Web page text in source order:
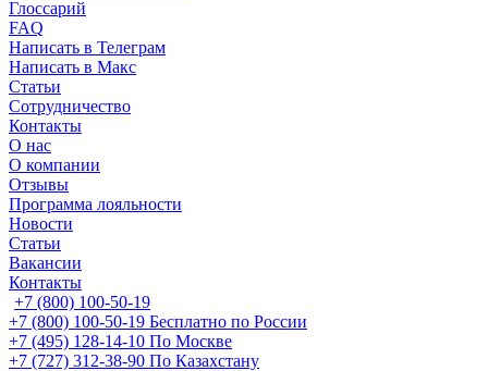
Глоссарий
FAQ
Написать в Телеграм
Написать в Макс
Статьи
Сотрудничество
Контакты
О нас
О компании
Отзывы
Программа лояльности
Новости
Статьи
Вакансии
Контакты
+7 (800) 100-50-19
+7 (800) 100-50-19 Бесплатно по России
+7 (495) 128-14-10 По Москве
+7 (727) 312-38-90 По Казахстану